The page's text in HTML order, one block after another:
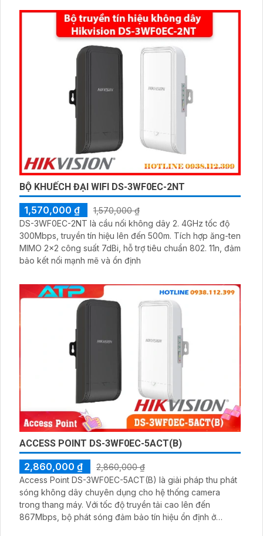
BỘ KHUẾCH ĐẠI WIFI DS-3WF0EC-2NT
1,570,000 ₫
1,570,000 ₫
DS-3WF0EC-2NT là cầu nối không dây 2. 4GHz tốc độ
300Mbps, truyền tín hiệu lên đến 500m. Tích hợp ăng-ten
MIMO 2x2 công suất 7dBi, hỗ trợ tiêu chuẩn 802. 11n, đảm
bảo kết nối mạnh mẽ và ổn định
ACCESS POINT DS-3WF0EC-5ACT(B)
2,860,000 ₫
2,860,000 ₫
Access Point DS-3WF0EC-5ACT(B) là giải pháp thu phát
sóng không dây chuyên dụng cho hệ thống camera
trong thang máy. Với tốc độ truyền tải cao lên đến
867Mbps, bộ phát sóng đảm bảo tín hiệu ổn định ở